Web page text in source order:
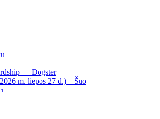
— Dogster
m. liepos 27 d.) – Šuo